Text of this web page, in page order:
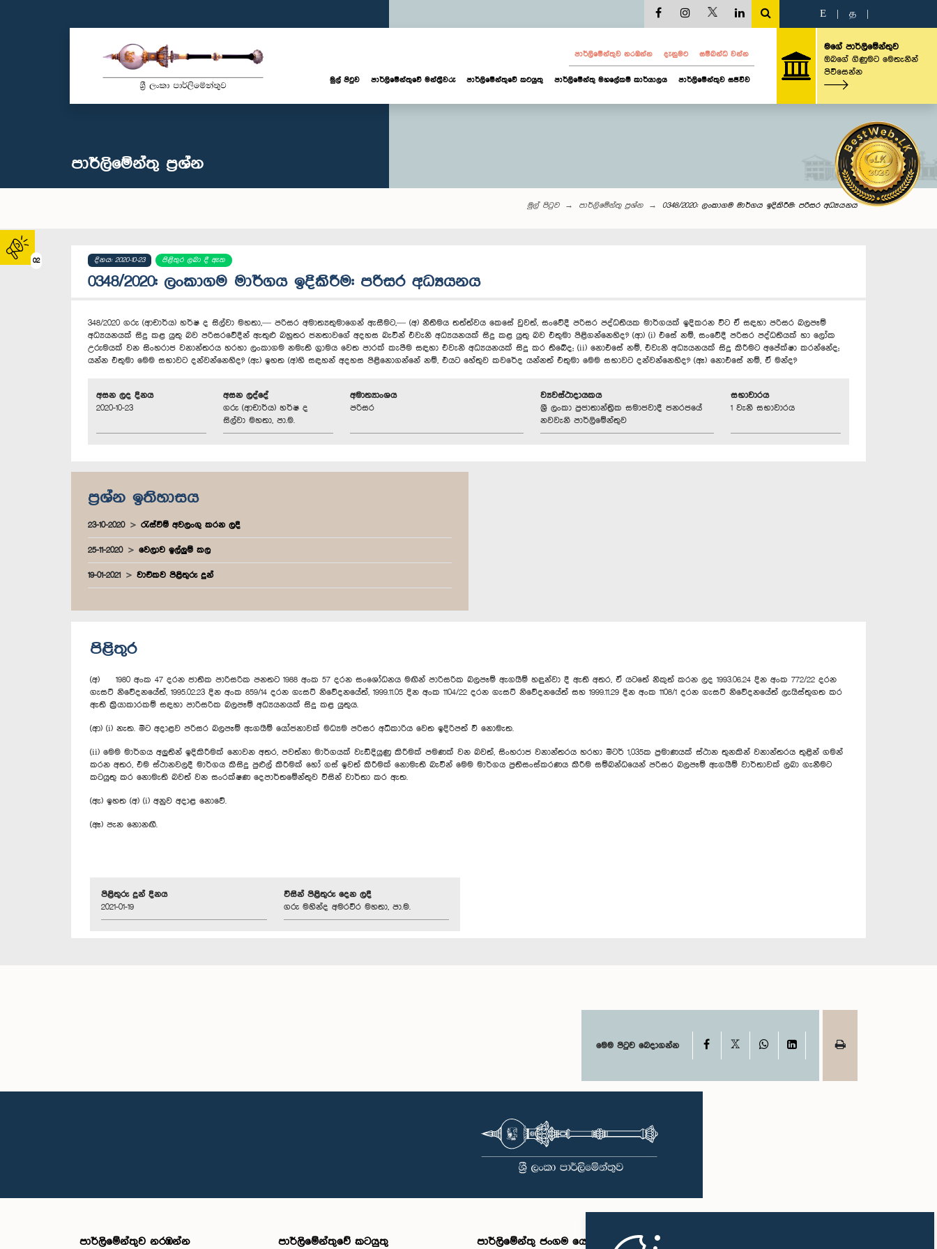
02
E த
පාර්ලි‌මේන්තුව නරඹන්න දැනුමට සම්බන්ධ වන්න
මුල් පිටුව පාර්ලි‌මේන්තුවේ මන්ත්‍රීවරු පාර්ලිමේන්තුවේ කටයුතු පාර්ලිමේන්තු මහලේකම් කාර්යාලය පාර්ලිමේන්තුව සජීවීව
මගේ පාර්ලිමේන්තුව
ඔබගේ ගිණුමට මෙතැනින්
පිවිසෙන්න
පාර්ලි‌මේන්තු‌ ප්‍රශ්න
මුල් පිටුව පාර්ලි‌මේන්තු‌ ප්‍රශ්න 0348/2020: ලංකාගම මාර්ගය ඉදිකිරීම: පරිසර අධ්‍යයනය
දිනය: 2020-10-23 පිළිතුර ලබා දී ඇත
0348/2020: ලංකාගම මාර්ගය ඉදිකිරීම: පරිසර අධ්‍යයනය
348/2020 ගරු (ආචාර්ය) හර්ෂ ද සිල්වා මහතා,— පරිසර අමාත්‍යතුමාගෙන් ඇසීමට,— (අ) නීතිමය තත්ත්වය කෙසේ වුවත්, සංවේදී පරිසර පද්ධතියක මාර්ගයක් ඉදිකරන විට ඒ සඳහා පරිසර බලපෑම්
අධ්‍යයනයක් සිදු කළ යුතු බව පරිසරවේදීන් ඇතුළු බහුතර ජනතාවගේ අදහස බැවින් එවැනි අධ්‍යයනයක් සිදු කළ යුතු බව එතුමා පිළිගන්නෙහිද? (ආ) (i) එසේ නම්, සංවේදී පරිසර පද්ධතියක් හා ලෝක
උරුමයක් වන සිංහරාජ වනාන්තරය හරහා ලංකාගම නමැති ග්‍රාමය වෙත පාරක් කැපීම සඳහා එවැනි අධ්‍යයනයක් සිදු කර තිබේද; (ii) ‍නොඑසේ නම්, එවැනි අධ්‍යයනයක් සිදු කිරීමට ‍අපේක්ෂා කරන්නේද;
යන්න එතුමා මෙම සභාවට දන්වන්නෙහිද? (ඇ) ඉහත (අ)හි සඳහන් අදහස පිළිනොගන්නේ නම්, එයට හේතුව කවරේද යන්නත් එතුමා මෙම සභාවට දන්වන්නෙහිද? (ඈ) නොඑසේ නම්, ඒ මන්ද?
අසන ලද දිනය
2020-10-23
අසන ලද්දේ
ගරු (ආචාර්ය) හර්ෂ ද
සිල්වා මහතා, පා.ම.
අමාත්‍යාංශය
පරිසර
ව්‍යවස්ථාදායකය
ශ්‍රී ලංකා ප්‍රජාතාන්ත්‍රික සමාජවාදී ජනරජයේ
නවවැනි පාර්ලිමේන්තුව
සභාවාරය
1 වැනි සභාවාරය
ප්‍රශ්න ඉතිහාසය
23-10-2020 රැස්වීම් අවලංගු කරන ලදී
25-11-2020 වෙලාව ඉල්ලුම් කල
19-01-2021 වාචිකව පිළිතුරු දුන්
පිළිතුර
(අ) 1980 අංක 47 දරන ජාතික පාරිසරික පනතට 1988 අංක 57 දරන සංශෝධනය මඟින් පාරිසරික බලපෑම් ඇගයීම් හඳුන්වා දී ඇති අතර, ඒ යටතේ නිකුත් කරන ලද 1993.06.24 දින අංක 772/22 දරන
ගැසට් නිවේදනයේත්, 1995.02.23 දින අංක 859/14 දරන ගැසට් නිවේදනයේත්, 1999.11.05 දින අංක 1104/22 දරන ගැසට් නිවේදනයේත් සහ 1999.11.29 දින අංක 1108/1 දරන ගැසට් නිවේදනයේත් ලැයිස්තුගත කර
ඇති ක්‍රියාකාරකම් සඳහා පාරිසරික බලපෑම් අධ්‍යයනයක් සිදු කළ යුතුය.
(ආ) (i) නැත. මීට අදාළව පරිසර බලපෑම් ඇගයීම් යෝජනාවක් මධ්‍යම පරිසර අධිකාරිය වෙත ඉදිරිපත් වී නොමැත.
(ii) ‍මෙම මාර්ගය අලුතින් ඉදිකිරීමක් නොවන අතර, පවත්නා මාර්ගයක් වැඩිදියුණු කිරීමක් පමණක් වන බවත්, සිංහරාජ වනාන්තරය හරහා මීටර් 1,035ක ප්‍රමාණයක් ස්ථාන තුනකින් වනාන්තරය තුළින් ගමන්
කරන අතර, එම ස්ථානවලදී මාර්ගය කිසිදු පුළුල් කිරීමක් හෝ ගස් ඉවත් කිරීමක් නොමැති බැවින් මෙම මාර්ගය ප්‍රතිසංස්කරණය කිරීම සම්බන්ධයෙන් පරිසර බලපෑම් ඇගයීම් වාර්තාවක් ලබා ගැනීමට
කටයුතු කර නොමැති බවත් වන සංරක්ෂණ දෙපාර්තමේන්තුව විසින් වාර්තා කර ඇත.
(ඇ) ඉහත (අ) (i) අනුව අදාළ නොවේ.
(ඈ) පැන නොනඟී.
පිළිතුරු දුන් දිනය
2021-01-19
විසින් පිළිතුරු දෙන ලදී
ගරු මහින්ද අමරවීර මහතා, පා.ම.
මෙම පිටුව බෙදාගන්න Facebook WhatsAppLinkedIn
පාර්ලි‌මේන්තුව නරඹන්න පාර්ලිමේන්තුවේ කටයුතු පාර්ලිමේන්තු ජංගම යෙදුම